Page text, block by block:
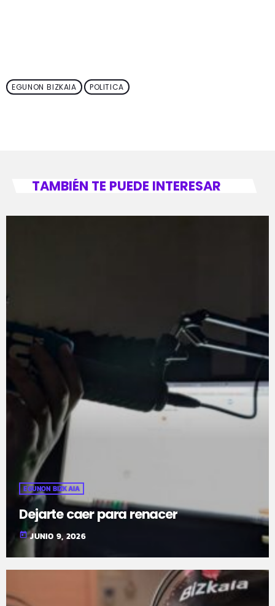
EGUNON BIZKAIA POLITICA
TAMBIÉN TE PUEDE INTERESAR
EGUNON BIZKAIA
Dejarte caer para renacer
today JUNIO 9, 2026